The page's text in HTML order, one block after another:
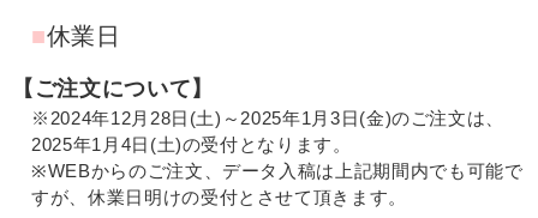
■休業日
【ご注文について】
※2024年12月28日(土)～2025年1月3日(金)のご注文は、
2025年1月4日(土)の受付となります。
※WEBからのご注文、データ入稿は上記期間内でも可能で
すが、休業日明けの受付とさせて頂きます。